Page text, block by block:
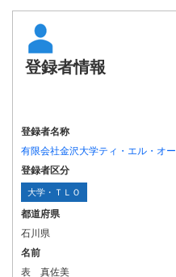
登録者情報
登録者名称
有限会社金沢大学ティ・エル・オー
登録者区分
大学・ＴＬＯ
都道府県
石川県
名前
表 真佐美